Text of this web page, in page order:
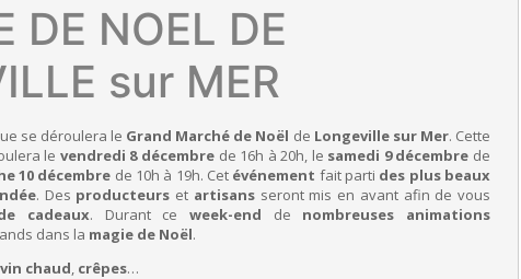
DE NOEL DE
sur MER
se déroulera le Grand Marché de Noël de Longeville sur Mer. Cette
le vendredi 8 décembrede 16h à 20h, le samedi 9 décembre de
10 décembre de 10h à 19h. Cet événement fait parti des plus beaux
. Des producteurs et artisansseront mis en avant afin de vous
cadeaux. Durant ce week-end de nombreuses animations
dans la magie de Noël.
vin chaud, crêpes…